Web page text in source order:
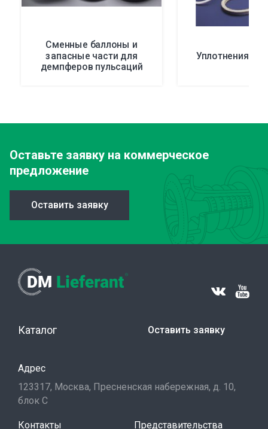
Сменные баллоны и
запасные части для
демпферов пульсаций
Уплотнения
Оставьте заявку на коммерческое
предложение
Оставить заявку
Каталог Оставить заявку
Адрес
123317, Москва, Пресненская набережная, д. 10,
блок С
Контакты Представительства